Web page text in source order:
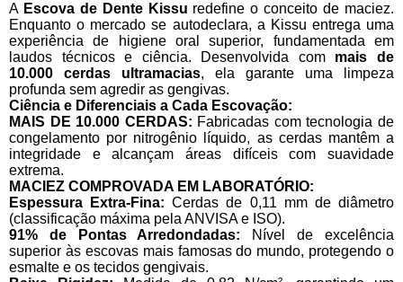
A Escova de Dente Kissu redefine o conceito de maciez.
Enquanto o mercado se autodeclara, a Kissu entrega uma
experiência de higiene oral superior, fundamentada em
laudos técnicos e ciência. Desenvolvida com mais de
10.000 cerdas ultramacias, ela garante uma limpeza
profunda sem agredir as gengivas.
Ciência e Diferenciais a Cada Escovação:
MAIS DE 10.000 CERDAS: Fabricadas com tecnologia de
congelamento por nitrogênio líquido, as cerdas mantêm a
integridade e alcançam áreas difíceis com suavidade
extrema.
MACIEZ COMPROVADA EM LABORATÓRIO:
Espessura Extra-Fina: Cerdas de 0,11 mm de diâmetro
(classificação máxima pela ANVISA e ISO).
91% de Pontas Arredondadas: Nível de excelência
superior às escovas mais famosas do mundo, protegendo o
esmalte e os tecidos gengivais.